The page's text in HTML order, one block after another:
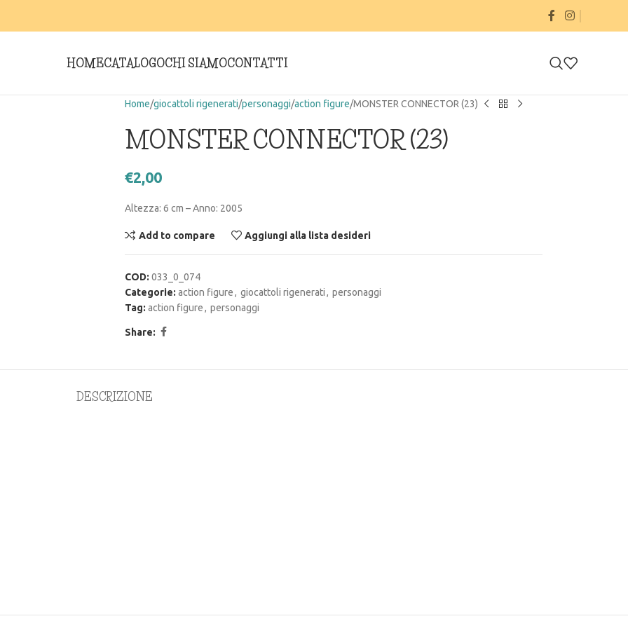
HOMECATALOGOCHI SIAMOCONTATTI
Home giocattoli rigenerati personaggi action figure MONSTER CONNECTOR (23)
MONSTER CONNECTOR (23)
€2,00
Altezza: 6 cm – Anno: 2005
Add to compare Aggiungi alla lista desideri
COD: 033_0_074
Categorie: action figure, giocattoli rigenerati, personaggi
Tag: action figure, personaggi
Share:
DESCRIZIONE